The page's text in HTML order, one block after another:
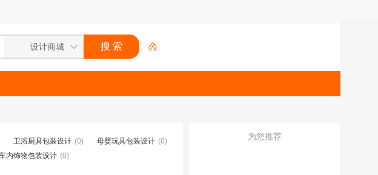
卫浴厨具包装设计 (0) 母婴玩具包装设计 (0)
内饰物包装设计 (0)
为您推荐